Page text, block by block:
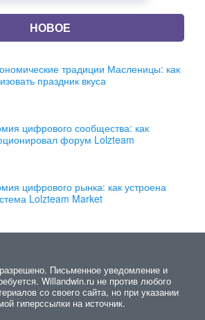
НОВОЕ
традиции Масленицы: как
праздник вкуса
цифрового сообщества: как
форум Lolzteam
цифрового рынка: как устроена
Lolzteam Market
Письменное уведомление и
Willandwin.ru не против любого
со своего сайта, но при указании
гиперссылки на источник.